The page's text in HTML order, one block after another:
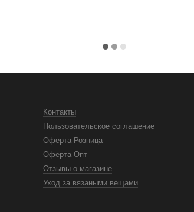
Контакты
Пользовательское соглашение
Оферта Розница
Оферта Опт
Отзывы о магазине
Уход за вязаными вещами